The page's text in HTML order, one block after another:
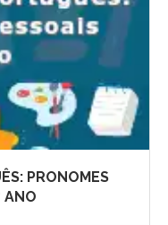
PRONOMES
ANO